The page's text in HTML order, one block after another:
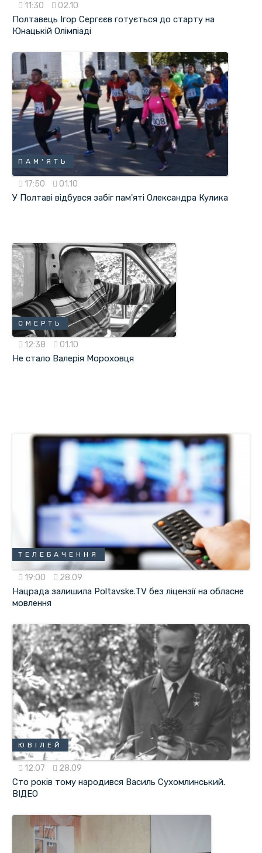
11:30 02.10
Полтавець Ігор Сергєєв готується до старту на
Юнацькій Олімпіаді
ПАМ'ЯТЬ
17:50 01.10
У Полтаві відбувся забіг пам'яті Олександра Кулика
СМЕРТЬ
12:38 01.10
Не стало Валерія Мороховця
ТЕЛЕБАЧЕННЯ
19:00 28.09
Нацрада залишила Poltavske.TV без ліцензії на обласне
мовлення
ЮВІЛЕЙ
12:07 28.09
Сто років тому народився Василь Сухомлинський.
ВІДЕО